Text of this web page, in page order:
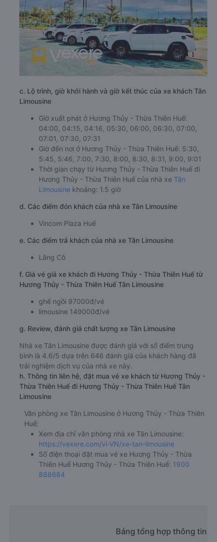
c. Lộ trình, giờ khởi hành và giờ kết thúc của xe khách Tân
Limousine
Giờ xuất phát ở Hương Thủy - Thừa Thiên Huế:
04:00, 04:15, 04:16, 05:30, 06:00, 06:30, 07:00,
07:01, 07:30, 07:31
Giờ đến nơi ở Hương Thủy - Thừa Thiên Huế: 5:30,
5:45, 5:46, 7:00, 7:30, 8:00, 8:30, 8:31, 9:00, 9:01
Thời gian chạy từ Hương Thủy - Thừa Thiên Huế đi
Hương Thủy - Thừa Thiên Huế của nhà xe Tân
Limousine khoảng: 1.5 giờ
d. Các điểm đón khách của nhà xe Tân Limousine
Vincom Plaza Huế
e. Các điểm trả khách của nhà xe Tân Limousine
Lăng Cô
f. Giá vé giá xe khách đi Hương Thủy - Thừa Thiên Huế từ
Hương Thủy - Thừa Thiên Huế Tân Limousine
ghế ngồi 97000đ/vé
limousine 149000đ/vé
g. Review, đánh giá chất lượng xe Tân Limousine
Nhà xe Tân Limousine được đánh giá với số điểm trung
bình là 4.6/5 dựa trên 646 đánh giá của khách hàng đã
trải nghiệm dịch vụ của nhà xe này.
h. Thông tin liên hệ, đặt mua vé xe khách từ Hương Thủy -
Thừa Thiên Huế đi Hương Thủy - Thừa Thiên Huế Tân
Limousine
Văn phòng xe Tân Limousine ở Hương Thủy - Thừa Thiên
Huế:
Xem địa chỉ văn phòng nhà xe Tân Limousine:
https://vexere.com/vi-VN/xe-tan-limousine
Số điện thoại đặt mua vé xe Hương Thủy - Thừa
Thiên Huế Hương Thủy - Thừa Thiên Huế: 1900
888684
Bảng tổng hợp thông tin